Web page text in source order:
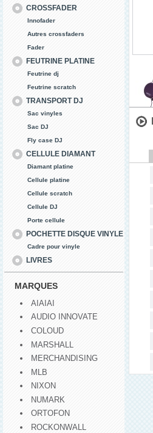
CROSSFADER
Innofader
Autres crossfaders
Fader
FEUTRINE PLATINE
Feutrine dj
Feutrine scratch
TRANSPORT DJ
Sac vinyles
Sac DJ
Fly case DJ
CELLULE DIAMANT
Diamant platine
Cellule platine
Cellule scratch
Cellule DJ
Porte cellule
POCHETTE DISQUE VINYLE
Cadre pour vinyle
LIVRES
MARQUES
AIAIAI
AUDIO INNOVATE
COLOUD
MARSHALL
MERCHANDISING
MLB
NIXON
NUMARK
ORTOFON
ROCKONWALL